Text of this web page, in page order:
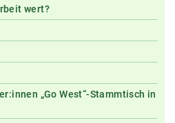
wert?
„Go West“-Stammtisch in